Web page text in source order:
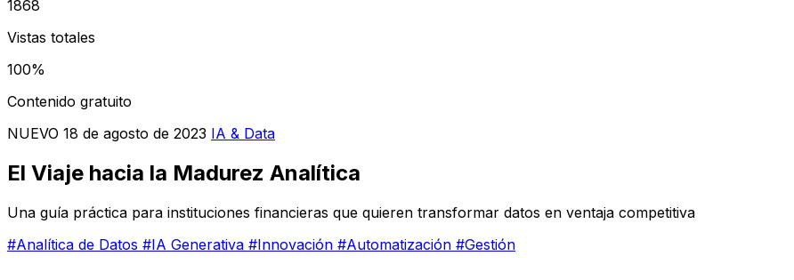
1868
Vistas totales
100%
Contenido gratuito
NUEVO 18 de agosto de 2023 IA & Data
El Viaje hacia la Madurez Analítica
Una guía práctica para instituciones financieras que quieren transformar datos en ventaja competitiva
#Analítica de Datos #IA Generativa #Innovación #Automatización #Gestión